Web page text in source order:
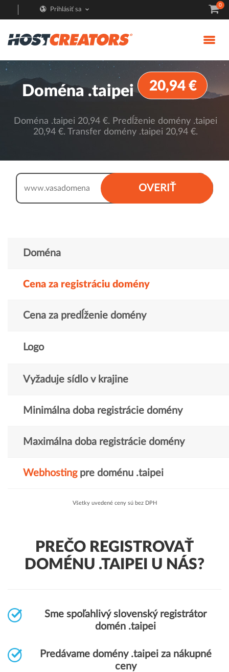
Prihlásiť sa
0
Doména .taipei 20,94 €
Doména .taipei 20,94 €. Predĺženie domény .taipei
20,94 €. Transfer domény .taipei 20,94 €.
OVERIŤ
www.
Doména
Cena za registráciu domény
Cena za predĺženie domény
Logo
Vyžaduje sídlo v krajine
Minimálna doba registrácie domény
Maximálna doba registrácie domény
Webhostingpre doménu .taipei
Všetky uvedené ceny sú bez DPH
PREČO REGISTROVAŤ
DOMÉNU .TAIPEI U NÁS?
Sme spoľahlivý slovenský registrátor
domén .taipei
Predávame domény .taipei za nákupné
ceny